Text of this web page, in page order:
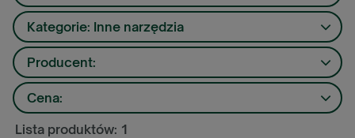
Kategorie: Inne narzędzia
Producent:
Cena:
Lista produktów: 1